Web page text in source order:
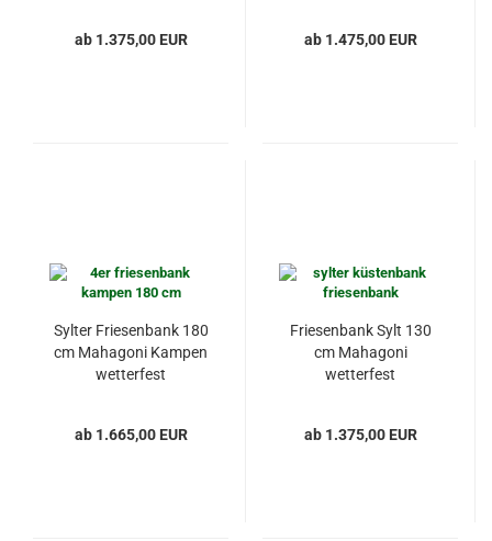
ab 1.375,00 EUR ab 1.475,00 EUR
Sylter Friesenbank 180
cm Mahagoni Kampen
wetterfest
ab 1.665,00 EUR
Friesenbank Sylt 130
cm Mahagoni
wetterfest
ab 1.375,00 EUR